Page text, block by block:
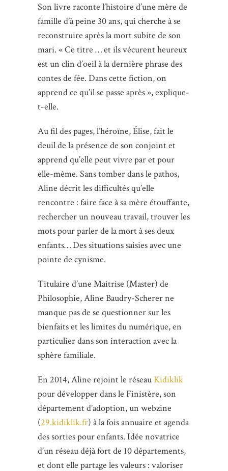
Son livre raconte l’histoire d’une mère de
famille d’à peine 30 ans, qui cherche à se
reconstruire après la mort subite de son
mari. « Ce titre … et ils vécurent heureux
est un clin d’oeil à la dernière phrase des
contes de fée. Dans cette fiction, on
apprend ce qu’il se passe après », explique-
t-elle.
Au fil des pages, l’héroïne, Élise, fait le
deuil de la présence de son conjoint et
apprend qu’elle peut vivre par et pour
elle-même. Sans tomber dans le pathos,
Aline décrit les difficultés qu’elle
rencontre : faire face à sa mère étouffante,
rechercher un nouveau travail, trouver les
mots pour parler de la mort à ses deux
enfants… Des situations saisies avec une
pointe de cynisme.
Titulaire d’une Maîtrise (Master) de
Philosophie, Aline Baudry-Scherer ne
manque pas de se questionner sur les
bienfaits et les limites du numérique, en
particulier dans son interaction avec la
sphère familiale.
En 2014, Aline rejoint le réseauKidiklik
pour développer dans le Finistère, son
département d’adoption, un webzine
(29.kidiklik.fr) à la fois annuaire et agenda
des sorties pour enfants. Idée novatrice
d’un réseau déjà fort de 10 départements,
et dont elle partage les valeurs : valoriser